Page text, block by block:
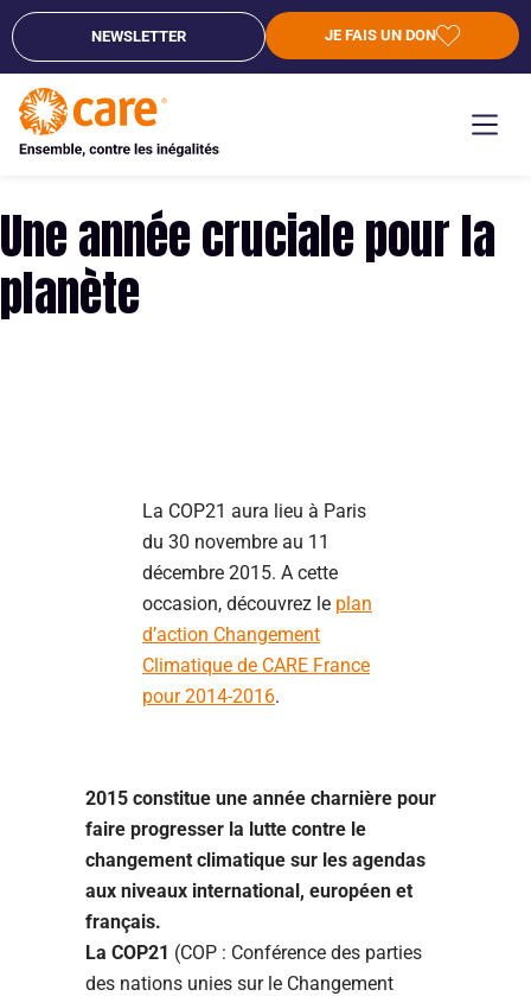
NEWSLETTER JE FAIS UN DON
Une année cruciale pour la
planète
La COP21 aura lieu à Paris
du 30 novembre au 11
décembre 2015. A cette
occasion, découvrez le plan
d’action Changement
Climatique de CARE France
pour 2014-2016.
2015 constitue une année charnière pour
faire progresser la lutte contre le
changement climatique sur les agendas
aux niveaux international, européen et
français.
La COP21 (COP : Conférence des parties
des nations unies sur le Changement